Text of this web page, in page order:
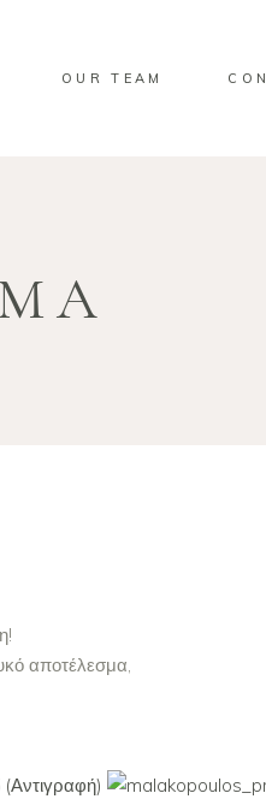
OUR TEAM
αποτέλεσμα,